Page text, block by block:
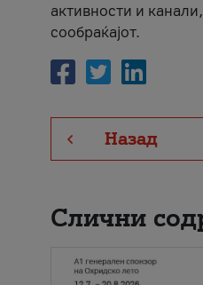
активности и
сообраќајот.
Назад
Слични